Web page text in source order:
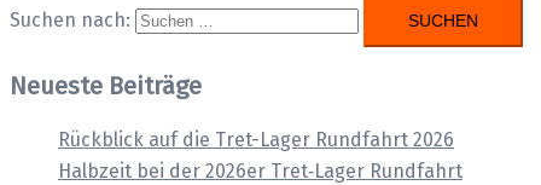
Suchen nach:
Neueste Beiträge
Rückblick auf die Tret-Lager Rundfahrt 2026
Halbzeit bei der 2026er Tret‑Lager Rundfahrt